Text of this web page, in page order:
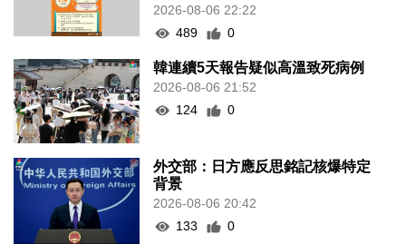
2026-08-06 22:22
489
0
韓連續5天報告疑似高溫致死病例
2026-08-06 21:52
124
0
外交部：日方應反思銘記核爆特定
背景
2026-08-06 20:42
133
0